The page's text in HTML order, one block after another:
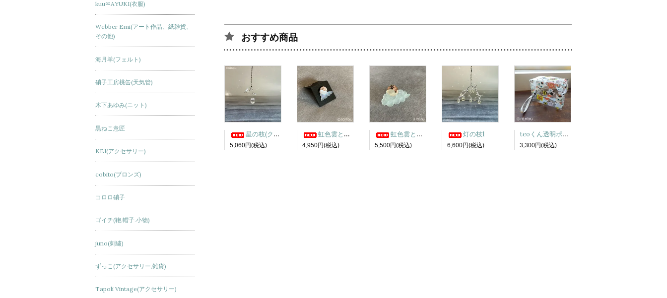
おすすめ商品
星の枝(クリア) サンキャッチャー
5,060円(税込)
虹色雲と月ピアス1
4,950円(税込)
虹色雲と月ピンバッチ3
5,500円(税込)
灯の枝1
6,600円(税込)
teoくん透明ポーチ
3,300円(税込)
kuu∞AYUKI(衣服)
Webber Emi(アート作品、紙雑貨、
その他)
海月羊(フェルト)
硝子工房桃缶(天気管)
木下あゆみ(ニット)
黒ねこ意匠
KEI(アクセサリー)
cobito(ブロンズ)
コロロ硝子
ゴイチ(鞄,帽子.小物)
juno(刺繍)
ずっこ(アクセサリー,雑貨)
Tapoli Vintage(アクセサリー)